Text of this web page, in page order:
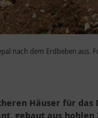
nach dem Erdbeben aus.
Häuser für das
gebaut aus hohlen